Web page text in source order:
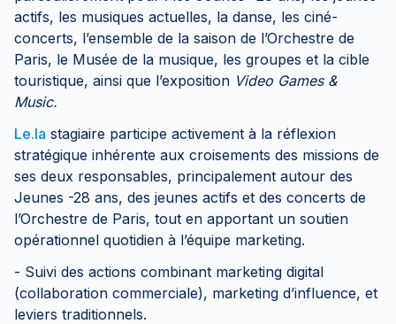
actifs, les musiques actuelles, la danse, les ciné-
concerts, l’ensemble de la saison de l’Orchestre de
Paris, le Musée de la musique, les groupes et la cible
touristique, ainsi que l’exposition Video Games &
Music.
Le.la stagiaire participe activement à la réflexion
stratégique inhérente aux croisements des missions de
ses deux responsables, principalement autour des
Jeunes -28 ans, des jeunes actifs et des concerts de
l’Orchestre de Paris, tout en apportant un soutien
opérationnel quotidien à l’équipe marketing.
- Suivi des actions combinant marketing digital
(collaboration commerciale), marketing d’influence, et
leviers traditionnels.